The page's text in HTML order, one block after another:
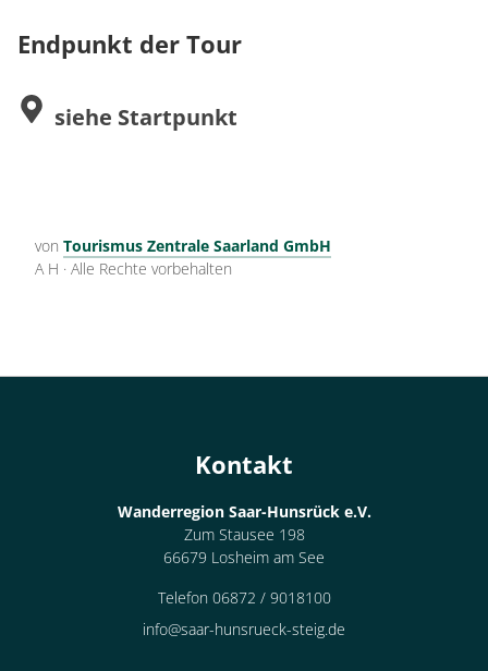
nach Niederwörresbach oder Kupferbergwerk Fischbach
Hintertiefenbach
Endpunkt der Tour
siehe Startpunkt
von Tourismus Zentrale Saarland GmbH
A H · Alle Rechte vorbehalten
Kontakt
Wanderregion Saar-Hunsrück e.V.
Zum Stausee 198
66679 Losheim am See
Telefon 06872 / 9018100
info@saar-hunsrueck-steig.de